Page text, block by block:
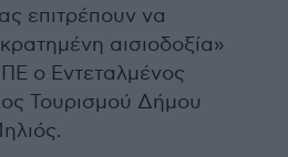
επιτρέπουν να
αισιοδοξία»
ο Εντεταλμένος
Τουρισμού Δήμου